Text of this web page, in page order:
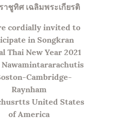
าชูทิศ เฉลิมพระเกียรติ
cordially invited to
in Songkran
Thai New Year 2021
Nawamintararachutis
Cambridge-
Raynham
United States
of America